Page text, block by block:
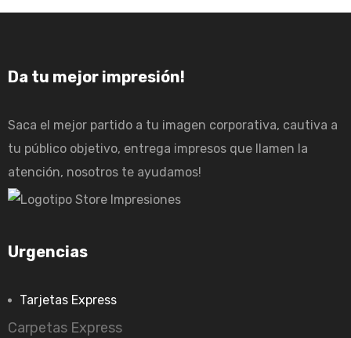
Da tu mejor impresión!
Saca el mejor partido a tu imagen corporativa, cautiva a
tu público objetivo, entrega impresos que llamen la
atención, nosotros te ayudamos!
Urgencias
Tarjetas Express
Carpetas Express